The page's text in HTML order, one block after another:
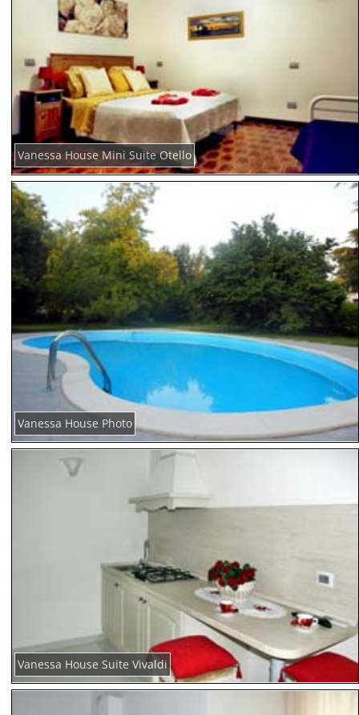
Vanessa House Mini Suite Otello
Vanessa House Photo
Vanessa House Suite Vivaldi